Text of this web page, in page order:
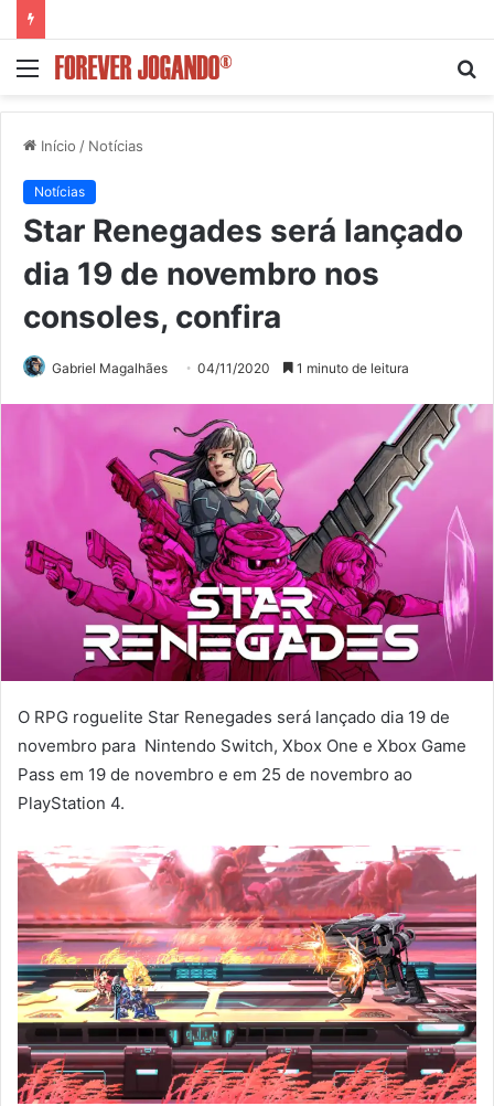
Menu
Início / Notícias
Notícias
Star Renegades será lançado
dia 19 de novembro nos
consoles, confira
Gabriel Magalhães 04/11/2020 1 minuto de leitura
O RPG roguelite Star Renegades será lançado dia 19 de
novembro para Nintendo Switch, Xbox One e Xbox Game
Pass em 19 de novembro e em 25 de novembro ao
PlayStation 4.